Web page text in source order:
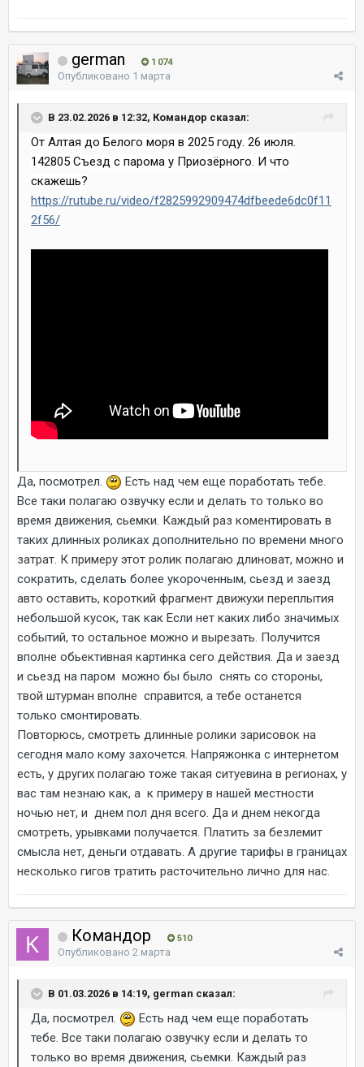
german 1 074
Опубликовано 1 марта
В 23.02.2026 в 12:32, Командор сказал:
От Алтая до Белого моря в 2025 году. 26 июля.
142805 Съезд с парома у Приозёрного. И что
скажешь?
https://rutube.ru/video/f2825992909474dfbeede6dc0f11
2f56/
Да, посмотрел.
Есть над чем еще поработать тебе.
Все таки полагаю озвучку если и делать то только во
время движения, сьемки. Каждый раз коментировать в
таких длинных роликах дополнительно по времени много
затрат. К примеру этот ролик полагаю длиноват, можно и
сократить, сделать более укороченным, сьезд и заезд
авто оставить, короткий фрагмент движухи переплытия
небольшой кусок, так как Если нет каких либо значимых
событий, то остальное можно и вырезать. Получится
вполне обьективная картинка сего действия. Да и заезд
и сьезд на паром можно бы было снять со стороны,
твой штурман вполне справится, а тебе останется
только смонтировать.
Повторюсь, смотреть длинные ролики зарисовок на
сегодня мало кому захочется. Напряжонка с интернетом
есть, у других полагаю тоже такая ситуевина в регионах, у
вас там незнаю как, а к примеру в нашей местности
ночью нет, и днем пол дня всего. Да и днем некогда
смотреть, урывками получается. Платить за безлемит
смысла нет, деньги отдавать. А другие тарифы в границах
несколько гигов тратить расточительно лично для нас.
Командор 510
Опубликовано 2 марта
В 01.03.2026 в 14:19, german сказал:
Да, посмотрел.
Есть над чем еще поработать
тебе. Все таки полагаю озвучку если и делать то
только во время движения, сьемки. Каждый раз